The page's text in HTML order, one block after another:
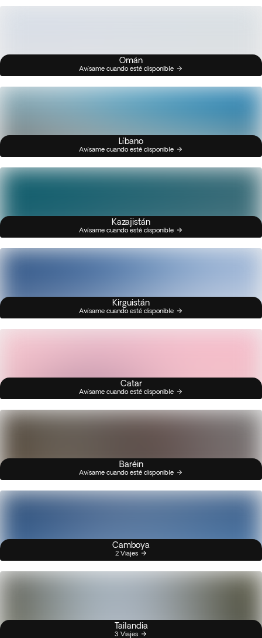
Omán
Avísame cuando esté disponible
Líbano
Avísame cuando esté disponible
Kazajistán
Avísame cuando esté disponible
Kirguistán
Avísame cuando esté disponible
Catar
Avísame cuando esté disponible
Baréin
Avísame cuando esté disponible
Camboya
2 Viajes
Tailandia
3 Viajes